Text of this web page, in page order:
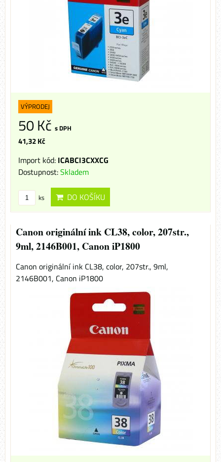
VÝPRODEJ
50 Kč s DPH
41,32 Kč
Import kód: ICABCI3CXXCG
Dostupnost:Skladem
ks DO KOŠÍKU
Canon originální ink CL38, color, 207str.,
9ml, 2146B001, Canon iP1800
Canon originální ink CL38, color, 207str., 9ml,
2146B001, Canon iP1800